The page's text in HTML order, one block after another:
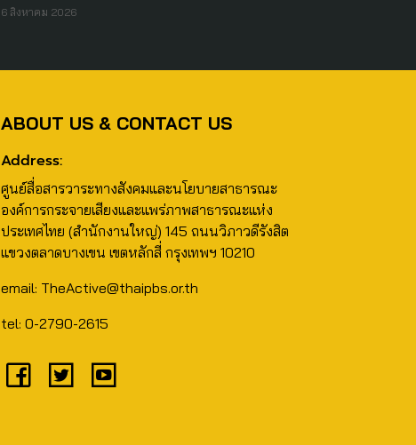
6 สิงหาคม 2026
ABOUT US & CONTACT US
Address:
ศูนย์สื่อสารวาระทางสังคมและนโยบายสาธารณะ
องค์การกระจายเสียงและแพร่ภาพสาธารณะแห่ง
ประเทศไทย (สำนักงานใหญ่) 145 ถนนวิภาวดีรังสิต
แขวงตลาดบางเขน เขตหลักสี่ กรุงเทพฯ 10210
email: TheActive@thaipbs.or.th
tel: 0-2790-2615